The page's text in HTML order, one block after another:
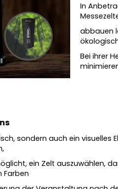
In
abbauen
Bei ihrer
sondern auch ein visuelles
ein Zelt auszuwählen,
Farben